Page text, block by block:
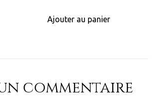
Ajouter au panier
commentaire